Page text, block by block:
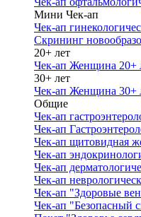
Мини Чек-ап
Чек-ап
Скрининг
20+ лет
Чек-ап Женщина 20+
30+ лет
Чек-ап Женщина 30+
Общие
Чек-ап
Чек-ап
Чек-ап щитовидная
Чек-ап
Чек-ап
Чек-ап
Чек-ап "Здоровые
Чек-ап "Безопасный